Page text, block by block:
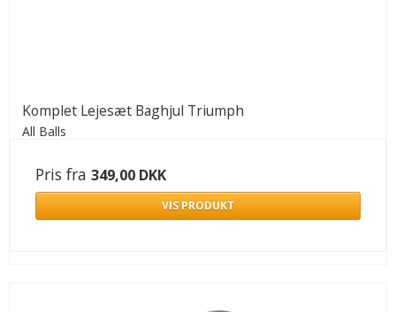
Komplet Lejesæt Baghjul Triumph
All Balls
Pris fra 349,00 DKK
VIS PRODUKT